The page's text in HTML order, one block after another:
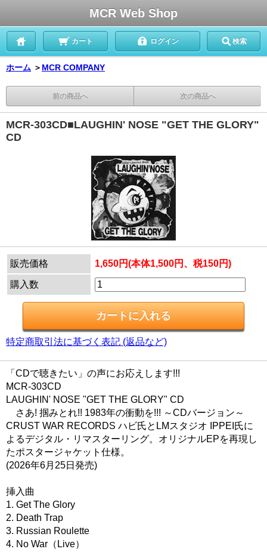
MCR Web Shop
カート ログイン 検索
ホーム ＞ MCR COMPANY
前の商品へ 次の商品へ
MCR-303CD■LAUGHIN' NOSE "GET THE GLORY"
CD
販売価格 1,650円(本体1,500円、税150円)
購入数
特定商取引法に基づく表記 (返品など)
「CDで聴きたい」の声にお応えします!!!
MCR-303CD
LAUGHIN' NOSE "GET THE GLORY" CD
さあ! 掴みとれ!! 1983年の衝動を!!! ～CDバージョン～
CRUST WAR RECORDS ハビ氏とLMスタジオ IPPEI氏に
よるデジタル・リマスターリング。オリジナルEPを再現し
たポスタージャケット仕様。
(2026年6月25日発売)
挿入曲
1. Get The Glory
2. Death Trap
3. Russian Roulette
4. No War（Live）